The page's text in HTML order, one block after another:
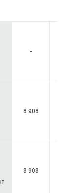
-
8 908
8 908